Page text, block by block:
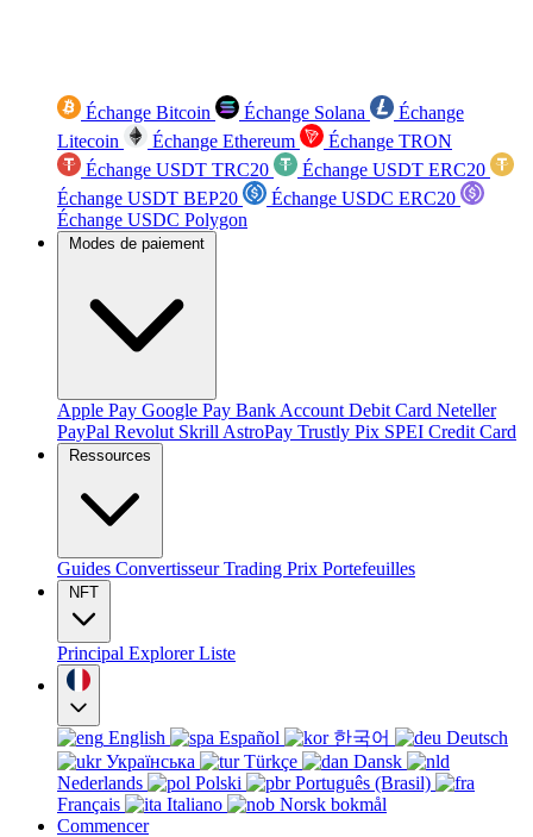
Échange Bitcoin Échange Solana
Échange
Litecoin
Échange Ethereum
Échange TRON
Échange USDT TRC20
Échange USDT ERC20
Échange USDT BEP20
Échange USDC ERC20
Échange USDC Polygon
Modes de paiement
Apple Pay Google Pay Bank Account Debit Card Neteller
PayPal Revolut Skrill AstroPay Trustly Pix SPEI Credit Card
Ressources
Guides ConvertisseurTrading Prix Portefeuilles
NFT
Principal ExplorerListe
English Español 한국어
Deutsch
Українська
Türkçe
Dansk
Nederlands
Polski
Português (Brasil)
Français
Italiano
Norsk bokmål
Commencer